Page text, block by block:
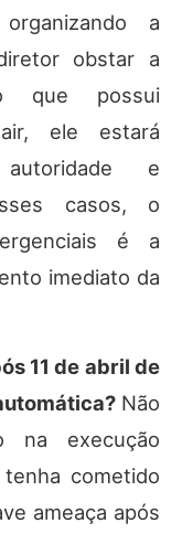
a
obstar a
que possui
ele estará
e
casos, o
é a
imediato da
11 de abril de
Não
na execução
cometido
ameaça após